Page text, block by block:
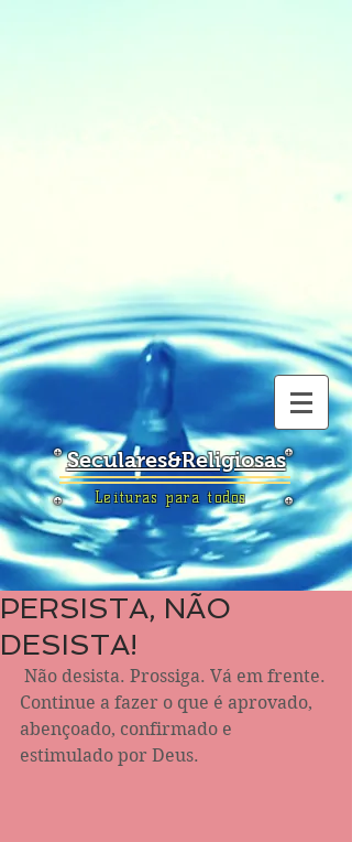
Seculares&Religiosas
Leituras para todos
PERSISTA, NÃO
DESISTA!
Continue a fazer o que é aprovado,
abençoado, confirmado e
estimulado por Deus.